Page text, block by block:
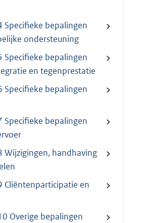
Specifieke bepalingen
ondersteuning
Specifieke bepalingen
en tegenprestatie
Specifieke bepalingen
Specifieke bepalingen
Wijzigingen, handhaving
Cliëntenparticipatie en
Overige bepalingen